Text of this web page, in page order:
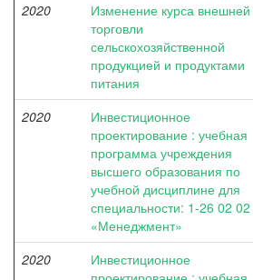
2020
Изменение курса внешней
торговли
сельскохозяйственной
продукцией и продуктами
питания
2020
Инвестиционное
проектирование : учебная
программа учреждения
высшего образования по
учебной дисциплине для
специальности: 1-26 02 02
«Менеджмент»
2020
Инвестиционное